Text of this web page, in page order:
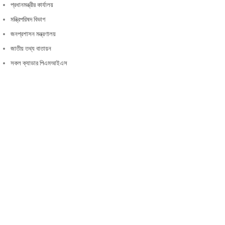
প্রধানমন্ত্রীর কার্যালয়
মন্ত্রিপরিষদ বিভাগ
জনপ্রশাসন মন্ত্রণালয়
জাতীয় তথ্য বাতায়ন
সকল ক্যাডার পিএমআইএস